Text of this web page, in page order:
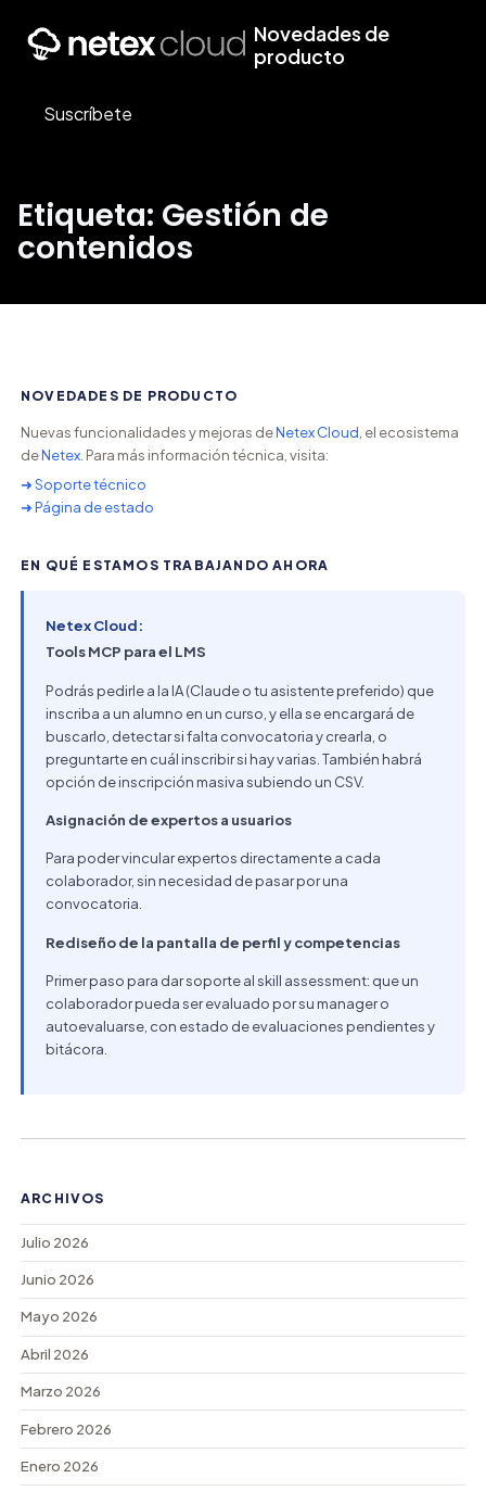
Novedades de
producto
Suscríbete
Etiqueta: Gestión de
contenidos
NOVEDADES DE PRODUCTO
Nuevas funcionalidades y mejoras deNetex Cloud , el ecosistema
deNetex. Para más información técnica, visita:
➜ Soporte técnico
➜ Página de estado
EN QUÉ ESTAMOS TRABAJANDO AHORA
Netex Cloud:
Tools MCP para el LMS
Podrás pedirle a la IA (Claude o tu asistente preferido) que
inscriba a un alumno en un curso, y ella se encargará de
buscarlo, detectar si falta convocatoria y crearla, o
preguntarte en cuál inscribir si hay varias. También habrá
opción de inscripción masiva subiendo un CSV.
Asignación de expertos a usuarios
Para poder vincular expertos directamente a cada
colaborador, sin necesidad de pasar por una
convocatoria.
Rediseño de la pantalla de perfil y competencias
Primer paso para dar soporte al skill assessment: que un
colaborador pueda ser evaluado por su manager o
autoevaluarse, con estado de evaluaciones pendientes y
bitácora.
ARCHIVOS
Julio 2026
Junio 2026
Mayo 2026
Abril 2026
Marzo 2026
Febrero 2026
Enero 2026